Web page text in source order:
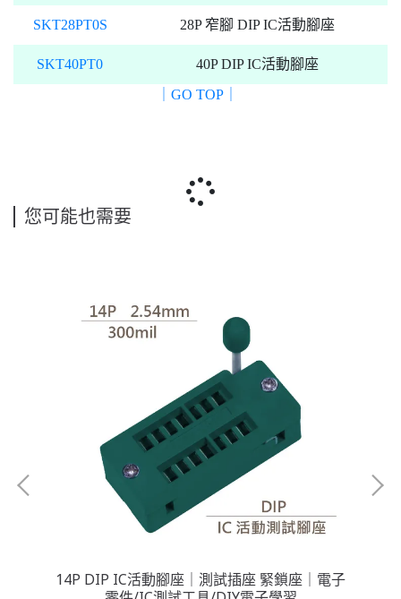
SKT28PT0S 28P 窄腳 DIP IC活動腳座
SKT40PT0
40P DIP IC活動腳座
｜GO TOP｜
您可能也需要
14P DIP IC活動腳座｜測試插座 緊鎖座｜電子